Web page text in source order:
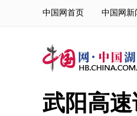
中国网首页 中国网新
武阳高